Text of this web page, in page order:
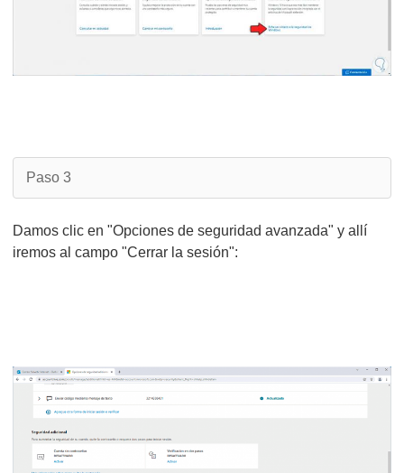
Paso 3
Damos clic en "Opciones de seguridad avanzada" y allí
iremos al campo "Cerrar la sesión":